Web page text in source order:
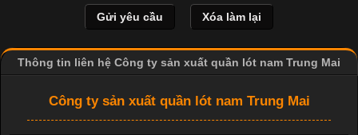
và thấm hút mồ hôi tốt. Đây cũng là loại vải được nhiều công ty
sản xuất quần lót nam lựa chọn để tạo ra các sản phẩm chất
Thông tin liên hệ Công ty sản xuất quần lót nam Trung Mai
Công ty sản xuất quần lót nam Trung Mai